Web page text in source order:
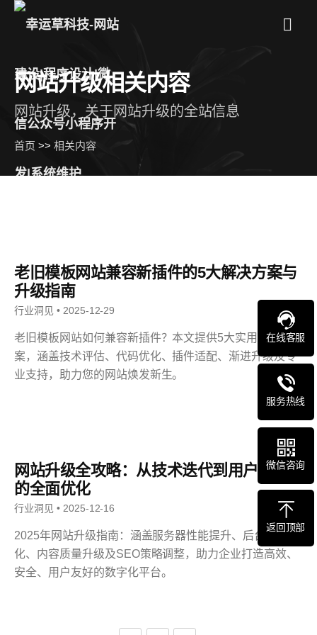
网站升级相关内容
网站升级，关于网站升级的全站信息
首页 >> 相关内容
老旧模板网站兼容新插件的5大解决方案与
升级指南
行业洞见 • 2025-12-29
老旧模板网站如何兼容新插件？本文提供5大实用解决方
案，涵盖技术评估、代码优化、插件适配、渐进升级及专
业支持，助力您的网站焕发新生。
网站升级全攻略：从技术迭代到用户体验
的全面优化
行业洞见 • 2025-12-16
2025年网站升级指南：涵盖服务器性能提升、后台系统优
化、内容质量升级及SEO策略调整，助力企业打造高效、
安全、用户友好的数字化平台。
在线客服
服务热线
微信咨询
返回顶部